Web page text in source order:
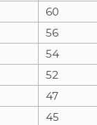
60
56
54
52
47
45